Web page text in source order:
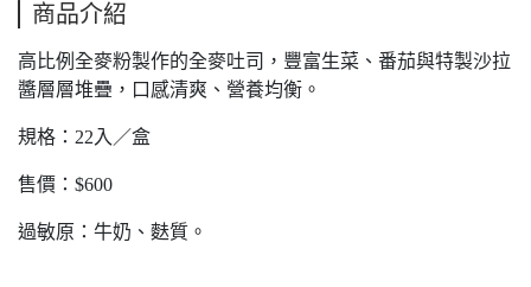
商品介紹
高比例全麥粉製作的全麥吐司，豐富生菜、番茄與特製沙拉
醬層層堆疊，口感清爽、營養均衡。
規格：22入／盒
售價：$600
過敏原：牛奶、麩質。